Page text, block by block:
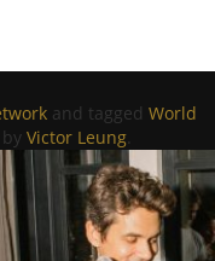
and tagged World
by Victor Leung.